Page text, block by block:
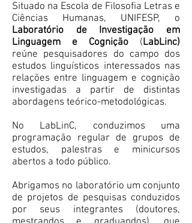
Situado na Escola de Filosofia Letras e
Ciências Humanas, UNIFESP, o
Laboratório de Investigação em
Linguagem e Cognição (LabLinc)
reúne pesquisadores do campo dos
estudos linguísticos interessados nas
relações entre linguagem e cognição
investigadas a partir de distintas
abordagens teórico-metodológicas.
No LabLinC, conduzimos uma
programação regular de grupos de
estudos, palestras e minicursos
abertos a todo público.
Abrigamos no laboratório um conjunto
de projetos de pesquisas conduzidos
por seus integrantes (doutores,